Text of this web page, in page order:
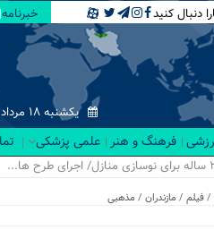
دنبال کنید خبرنامه
یکشنبه ۱۸ مرداد ۱۴۰۵-
فرهنگ و هنر علمی پزشکی
/فیلم / مازندران / مذهبی